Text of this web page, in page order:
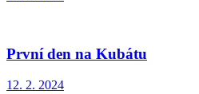
První den na Kubátu
12. 2. 2024